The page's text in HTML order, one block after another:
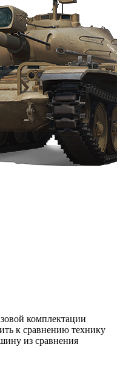
комплектации
к сравнению технику
из сравнения